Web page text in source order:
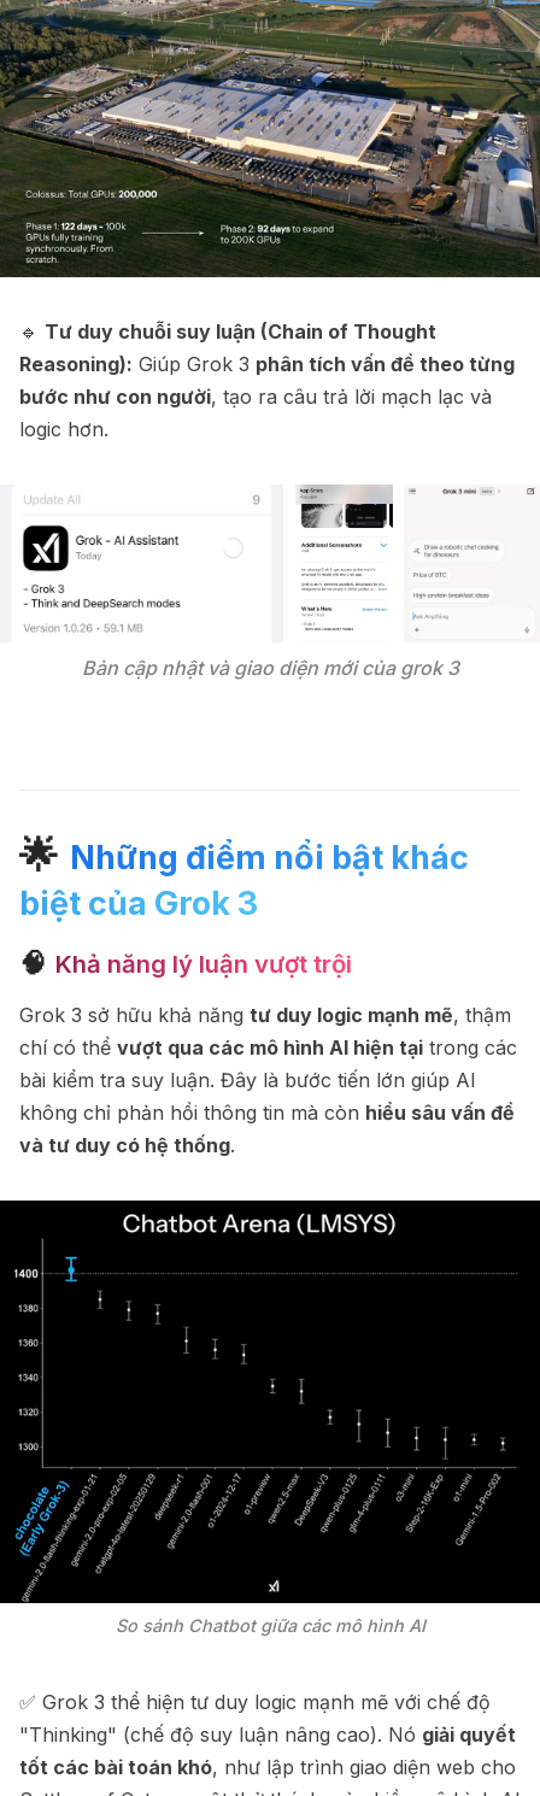
🔹 Tư duy chuỗi suy luận (Chain of Thought
Reasoning): Giúp Grok 3 phân tích vấn đề theo từng
bước như con người, tạo ra câu trả lời mạch lạc và
logic hơn.
Bản cập nhật và giao diện mới của grok 3
🌟 Những điểm nổi bật khác
biệt của Grok 3
🧠 Khả năng lý luận vượt trội
Grok 3 sở hữu khả năng tư duy logic mạnh mẽ, thậm
chí có thể vượt qua các mô hình AI hiện tại trong các
bài kiểm tra suy luận. Đây là bước tiến lớn giúp AI
không chỉ phản hồi thông tin mà còn hiểu sâu vấn đề
và tư duy có hệ thống.
So sánh Chatbot giữa các mô hình AI
✅ Grok 3 thể hiện tư duy logic mạnh mẽ với chế độ
"Thinking" (chế độ suy luận nâng cao). Nó giải quyết
tốt các bài toán khó, như lập trình giao diện web cho